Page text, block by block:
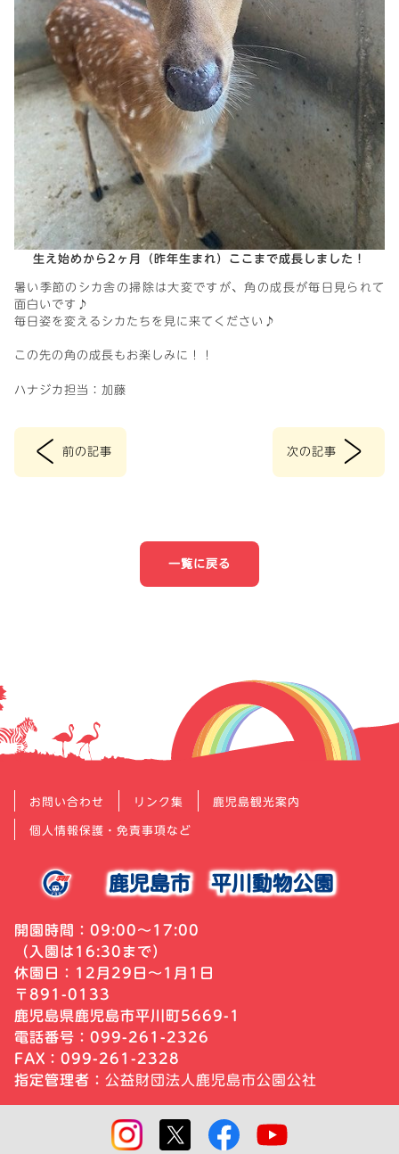
生え始めから2ヶ月（昨年生まれ）ここまで成長しました！
暑い季節のシカ舎の掃除は大変ですが、角の成長が毎日見られて
面白いです♪
毎日姿を変えるシカたちを見に来てください♪
この先の角の成長もお楽しみに！！
ハナジカ担当：加藤
< 前の記事 次の記事 >
一覧に戻る
お問い合わせ リンク集 鹿児島観光案内
個人情報保護・免責事項など
鹿児島市平川動物公園
開園時間：09:00～17:00
（入園は16:30まで）
休園日：12月29日～1月1日
〒891-0133
鹿児島県鹿児島市平川町5669-1
電話番号：099-261-2326
FAX：099-261-2328
指定管理者： 公益財団法人鹿児島市公園公社